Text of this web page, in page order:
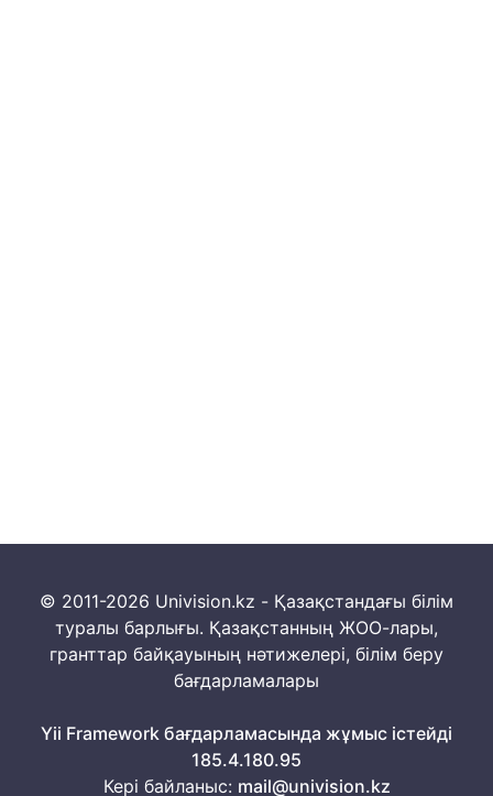
© 2011-2026 Univision.kz - Қазақстандағы білім
туралы барлығы. Қазақстанның ЖОО-лары,
гранттар байқауының нәтижелері, білім беру
бағдарламалары
Yii Framework бағдарламасында жұмыс істейді
185.4.180.95
Кері байланыс: mail@univision.kz